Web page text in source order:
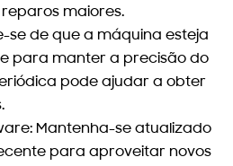
maiores.
se de que a máquina esteja
para manter a precisão do
pode ajudar a obter
Mantenha-se atualizado
para aproveitar novos